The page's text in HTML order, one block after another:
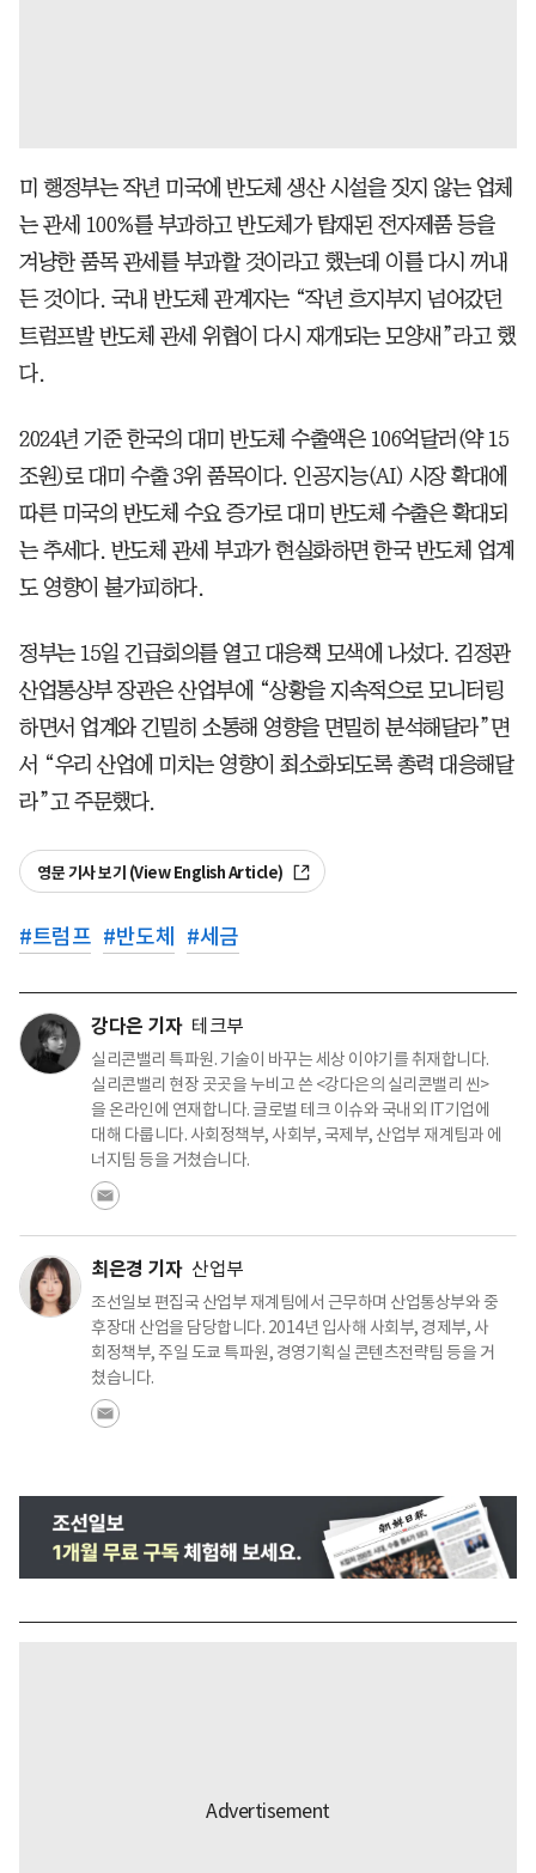
미 행정부는 작년 미국에 반도체 생산 시설을 짓지 않는 업체
는 관세 100%를 부과하고 반도체가 탑재된 전자제품 등을
겨냥한 품목 관세를 부과할 것이라고 했는데 이를 다시 꺼내
든 것이다. 국내 반도체 관계자는 “작년 흐지부지 넘어갔던
트럼프발 반도체 관세 위협이 다시 재개되는 모양새”라고 했
다.
2024년 기준 한국의 대미 반도체 수출액은 106억달러(약 15
조원)로 대미 수출 3위 품목이다. 인공지능(AI) 시장 확대에
따른 미국의 반도체 수요 증가로 대미 반도체 수출은 확대되
는 추세다. 반도체 관세 부과가 현실화하면 한국 반도체 업계
도 영향이 불가피하다.
정부는 15일 긴급회의를 열고 대응책 모색에 나섰다. 김정관
산업통상부 장관은 산업부에 “상황을 지속적으로 모니터링
하면서 업계와 긴밀히 소통해 영향을 면밀히 분석해달라”면
서 “우리 산업에 미치는 영향이 최소화되도록 총력 대응해달
라”고 주문했다.
영문 기사 보기 (View English Article)
#트럼프 #반도체 #세금
강다은 기자 테크부
실리콘밸리 특파원. 기술이 바꾸는 세상 이야기를 취재합니다.
실리콘밸리 현장 곳곳을 누비고 쓴 <강다은의 실리콘밸리 씬>
을 온라인에 연재합니다. 글로벌 테크 이슈와 국내외 IT기업에
대해 다룹니다. 사회정책부, 사회부, 국제부, 산업부 재계팀과 에
너지팀 등을 거쳤습니다.
최은경 기자 산업부
조선일보 편집국 산업부 재계팀에서 근무하며 산업통상부와 중
후장대 산업을 담당합니다. 2014년 입사해 사회부, 경제부, 사
회정책부, 주일 도쿄 특파원, 경영기획실 콘텐츠전략팀 등을 거
쳤습니다.